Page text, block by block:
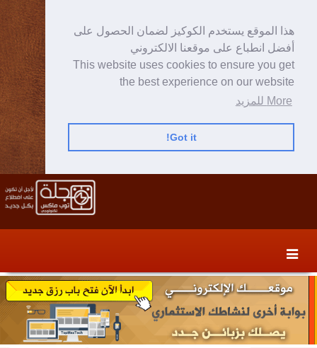
هذا الموقع يستخدم الكوكيز لضمان الحصول على
أفضل انطباع على موقعنا الالكتروني
This website uses cookies to ensure you get
the best experience on our website
More للمزيد
Got it!
content
secondary
content